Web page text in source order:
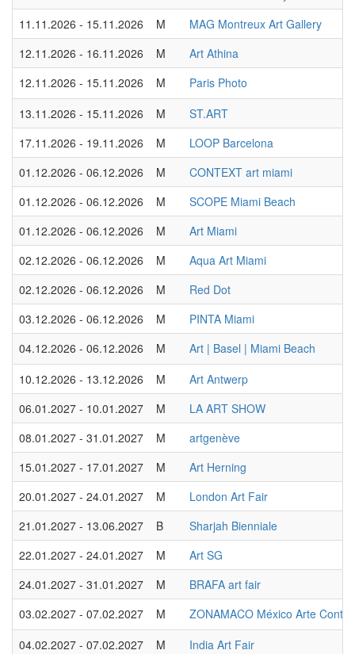
11.11.2026 - 15.11.2026
M
MAG Montreux Art Gallery
12.11.2026 - 16.11.2026
M
Art Athina
12.11.2026 - 15.11.2026
M
Paris Photo
13.11.2026 - 15.11.2026
M
ST.ART
17.11.2026 - 19.11.2026
M
LOOP Barcelona
01.12.2026 - 06.12.2026
M
CONTEXT art miami
01.12.2026 - 06.12.2026
M
SCOPE Miami Beach
01.12.2026 - 06.12.2026
M
Art Miami
02.12.2026 - 06.12.2026
M
Aqua Art Miami
02.12.2026 - 06.12.2026
M
Red Dot
03.12.2026 - 06.12.2026
M
PINTA Miami
04.12.2026 - 06.12.2026
M
Art | Basel | Miami Beach
10.12.2026 - 13.12.2026
M
Art Antwerp
06.01.2027 - 10.01.2027
M
LA ART SHOW
08.01.2027 - 31.01.2027
M
artgenève
15.01.2027 - 17.01.2027
M
Art Herning
20.01.2027 - 24.01.2027
M
London Art Fair
21.01.2027 - 13.06.2027
B
Sharjah Bienniale
22.01.2027 - 24.01.2027
M
Art SG
24.01.2027 - 31.01.2027
M
BRAFA art fair
03.02.2027 - 07.02.2027
M
ZONAMACO México Arte
04.02.2027 - 07.02.2027
M
India Art Fair